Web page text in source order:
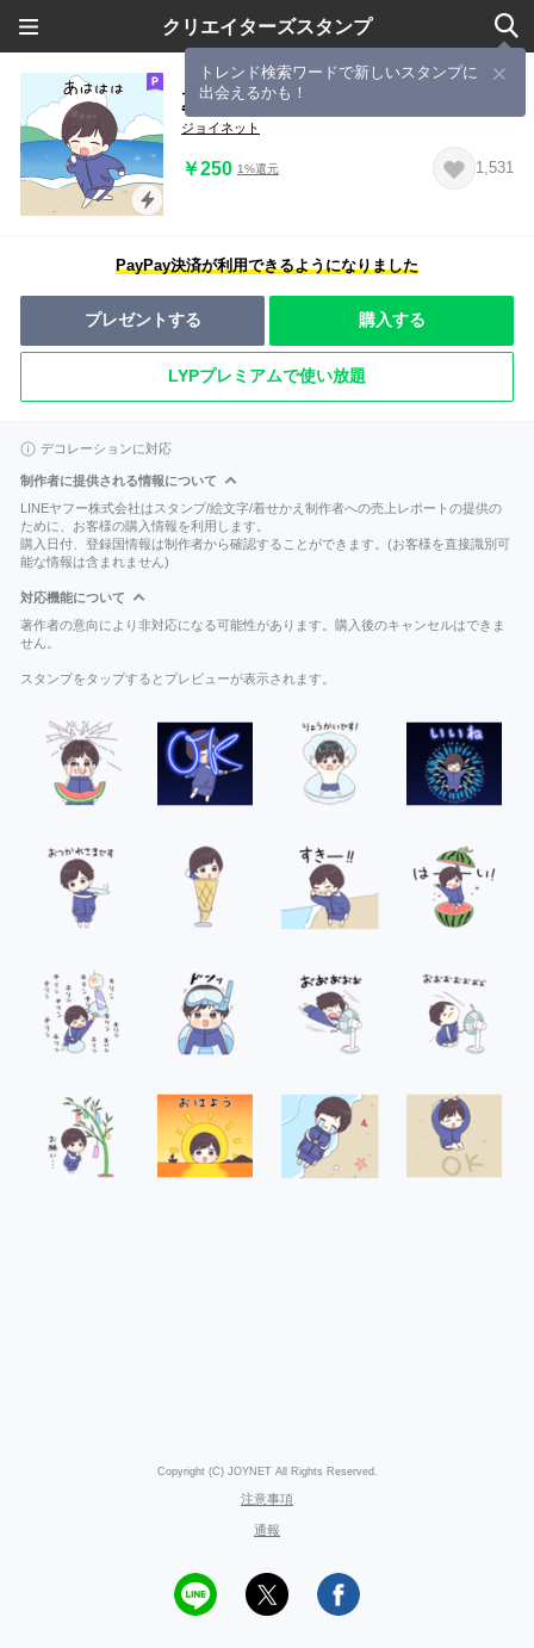
クリエイターズスタンプ
トレンド検索ワードで新しいスタンプに
出会えるかも！
夏をエンジョイ！ジャージくん
ジョイネット
￥250 1%還元 1,531
PayPay決済が利用できるようになりました
プレゼントする 購入する
LYPプレミアムで使い放題
デコレーションに対応
制作者に提供される情報について
LINEヤフー株式会社はスタンプ/絵文字/着せかえ制作者への売上レポートの提供の
ために、お客様の購入情報を利用します。
購入日付、登録国情報は制作者から確認することができます。(お客様を直接識別可
能な情報は含まれません)
対応機能について
著作者の意向により非対応になる可能性があります。購入後のキャンセルはできま
せん。
スタンプをタップするとプレビューが表示されます。
Copyright (C) JOYNET All Rights Reserved.
注意事項
通報